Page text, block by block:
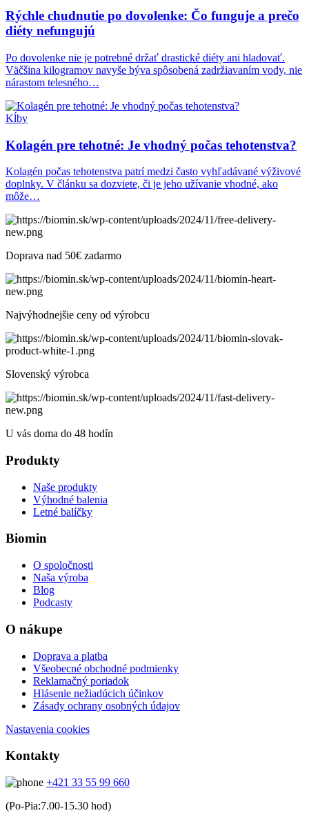
Rýchle chudnutie po dovolenke: Čo funguje a prečo
diéty nefungujú
Po dovolenke nie je potrebné držať drastické diéty ani hladovať.
Väčšina kilogramov navyše býva spôsobená zadržiavaním vody, nie
nárastom telesného…
Kĺby
Kolagén pre tehotné: Je vhodný počas tehotenstva?
Kolagén počas tehotenstva patrí medzi často vyhľadávané výživové
doplnky. V článku sa dozviete, či je jeho užívanie vhodné, ako
môže…
Doprava nad 50€ zadarmo
Najvýhodnejšie ceny od výrobcu
Slovenský výrobca
U vás doma do 48 hodín
Produkty
Naše produkty
Výhodné balenia
Letné balíčky
Biomin
O spoločnosti
Naša výroba
Blog
Podcasty
O nákupe
Doprava a platba
Všeobecné obchodné podmienky
Reklamačný poriadok
Hlásenie nežiadúcich účinkov
Zásady ochrany osobných údajov
Nastavenia cookies
Kontakty
+421 33 55 99 660
(Po-Pia:7.00-15.30 hod)